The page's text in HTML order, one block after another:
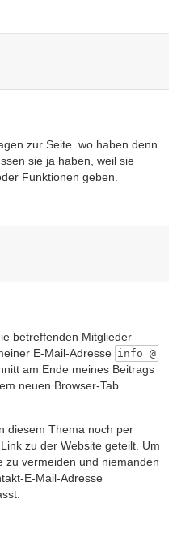
zur Seite. wo haben denn
sie ja haben, weil sie
Funktionen geben.
betreffenden Mitglieder
E-Mail-Adresse info @
am Ende meines Beitrags
neuen Browser-Tab
diesem Thema noch per
zu der Website geteilt. Um
zu vermeiden und niemanden
E-Mail-Adresse